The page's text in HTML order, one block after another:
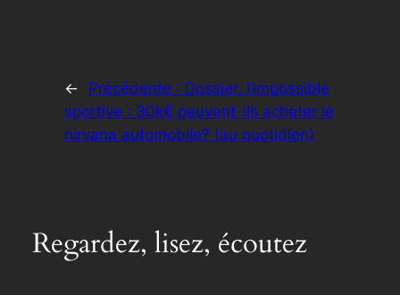
← Précédente : Dossier, l’impossible
sportive : 30k€ peuvent-ils acheter le
nirvana automobile? (au quotidien)
Regardez, lisez, écoutez